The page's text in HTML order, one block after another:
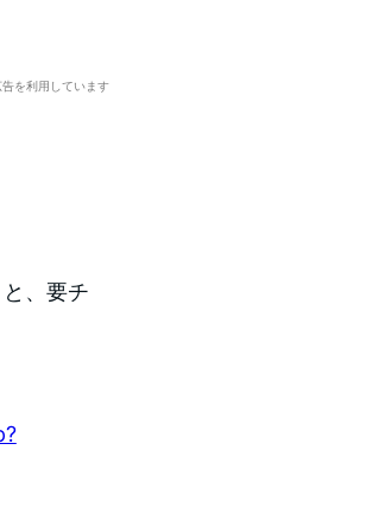
を利用しています
、要チ